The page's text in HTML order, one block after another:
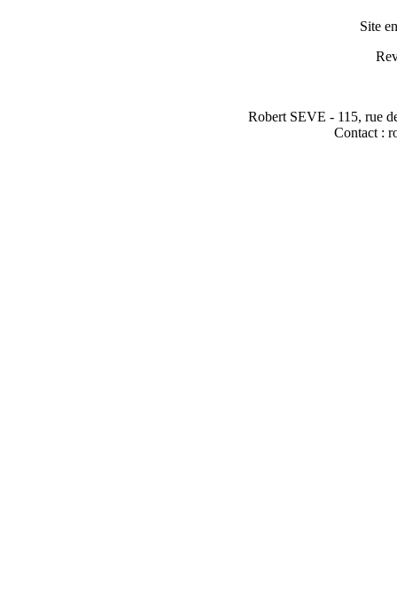
Site
Robert SEVE - 115, rue
Contact :